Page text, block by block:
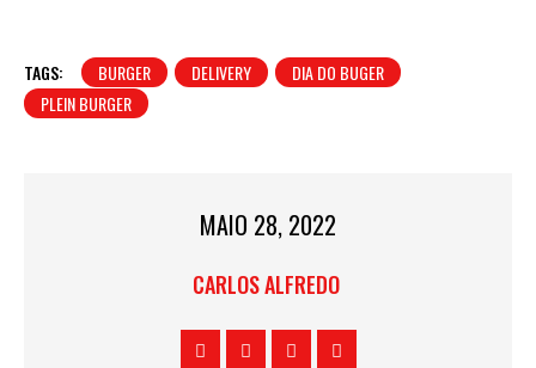
TAGS: BURGER DELIVERY
DIA DO BUGER
PLEIN BURGER
MAIO 28, 2022
CARLOS ALFREDO